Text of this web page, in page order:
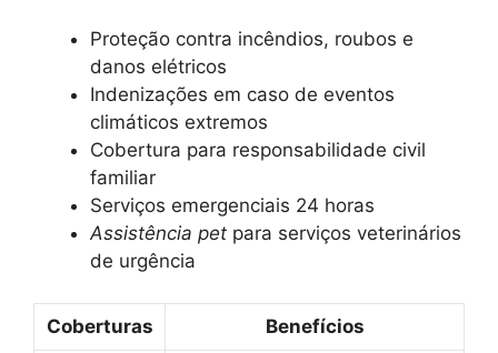
Proteção contra incêndios, roubos e
danos elétricos
Indenizações em caso de eventos
climáticos extremos
Cobertura para responsabilidade civil
familiar
Serviços emergenciais 24 horas
Assistência pet para serviços veterinários
de urgência
Coberturas Benefícios